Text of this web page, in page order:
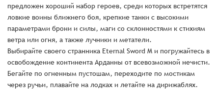
предложен хороший набор героев, среди которых встретятся
ловкие воины ближнего боя, крепкие танки с высокими
параметрами брони и силы, маги со склонностями к стихиям
ветра или огня, а также лучники и метатели.
Выбирайте своего странника Eternal Sword M и погружайтесь в
освобождение континента Арданны от всевозможной нечисти.
Бегайте по огненным пустошам, переходите по мостикам
через ручьи, плавайте на лодках и летайте на дирижаблях.